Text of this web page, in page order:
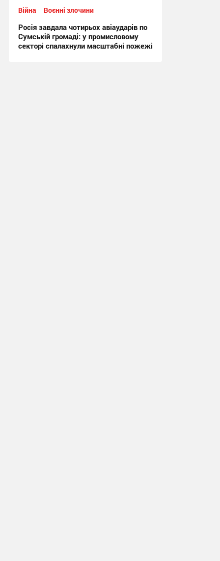
Війна Воєнні злочини
Росія завдала чотирьох авіаударів по
Сумській громаді: у промисловому
секторі спалахнули масштабні пожежі